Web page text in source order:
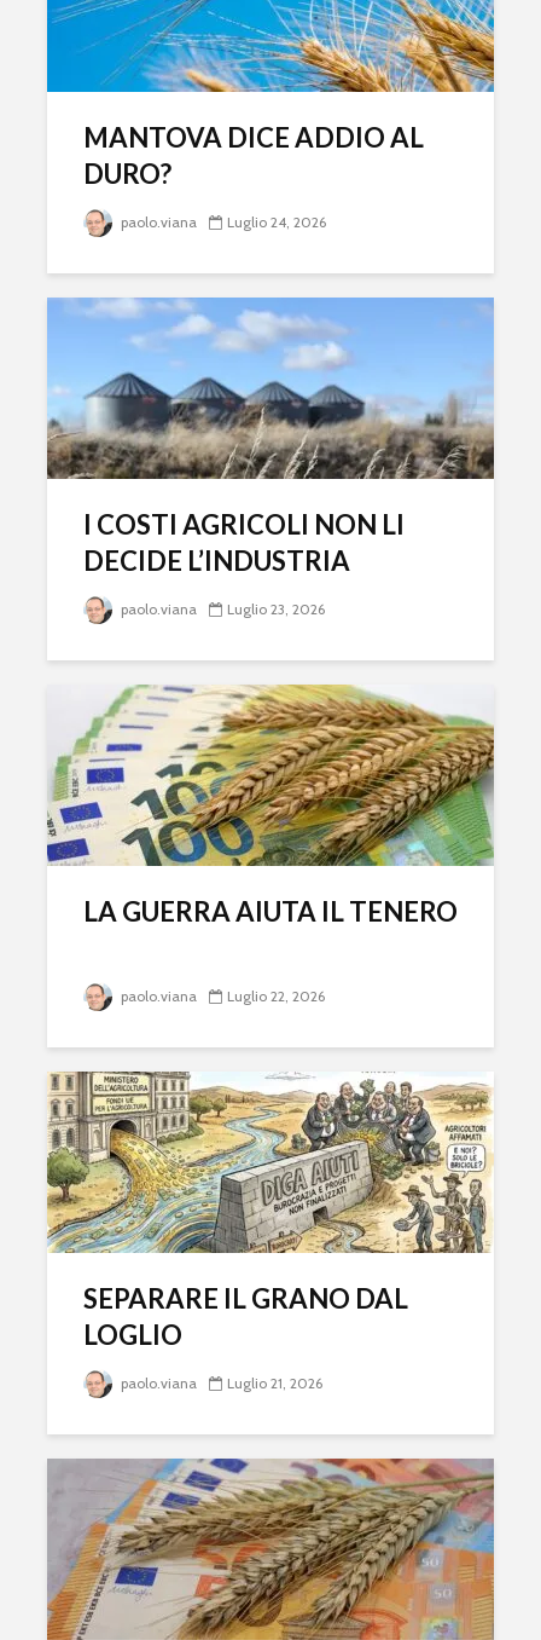
MANTOVA DICE ADDIO AL
DURO?
paolo.viana Luglio 24, 2026
I COSTI AGRICOLI NON LI
DECIDE L’INDUSTRIA
paolo.viana Luglio 23, 2026
LA GUERRA AIUTA IL TENERO
paolo.viana Luglio 22, 2026
SEPARARE IL GRANO DAL
LOGLIO
paolo.viana Luglio 21, 2026